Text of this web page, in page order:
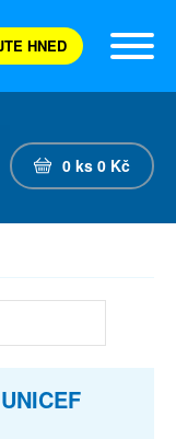
HNED
0 ks 0 Kč